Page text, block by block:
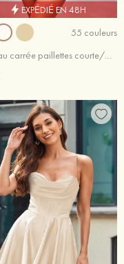
EXPÉDIÉ EN 48H
55 couleurs
Fourreau carrée paillettes courte/mini robe de fête de la rentrée